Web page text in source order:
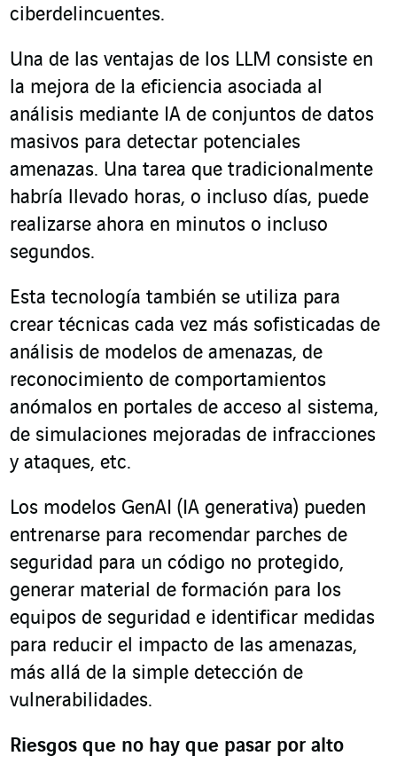
ciberdelincuentes.
Una de las ventajas de los LLM consiste en
la mejora de la eficiencia asociada al
análisis mediante IA de conjuntos de datos
masivos para detectar potenciales
amenazas. Una tarea que tradicionalmente
habría llevado horas, o incluso días, puede
realizarse ahora en minutos o incluso
segundos.
Esta tecnología también se utiliza para
crear técnicas cada vez más sofisticadas de
análisis de modelos de amenazas, de
reconocimiento de comportamientos
anómalos en portales de acceso al sistema,
de simulaciones mejoradas de infracciones
y ataques, etc.
Los modelos GenAI (IA generativa) pueden
entrenarse para recomendar parches de
seguridad para un código no protegido,
generar material de formación para los
equipos de seguridad e identificar medidas
para reducir el impacto de las amenazas,
más allá de la simple detección de
vulnerabilidades.
Riesgos que no hay que pasar por alto